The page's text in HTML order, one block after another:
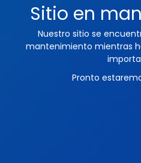
Sitio en
Nuestro sitio se
mantenimiento mientras
Pronto